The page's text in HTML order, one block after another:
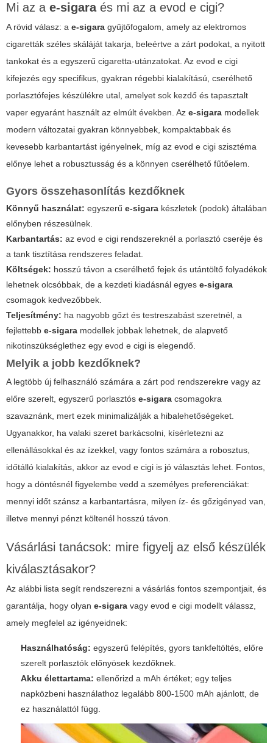
Mi az a e-sigaraés mi az a evod e cigi?
A rövid válasz: a e-sigara gyűjtőfogalom, amely az elektromos
cigaretták széles skáláját takarja, beleértve a zárt podokat, a nyitott
tankokat és a egyszerű cigaretta-utánzatokat. Az evod e cigi
kifejezés egy specifikus, gyakran régebbi kialakítású, cserélhető
porlasztófejes készülékre utal, amelyet sok kezdő és tapasztalt
vaper egyaránt használt az elmúlt években. Az e-sigara modellek
modern változatai gyakran könnyebbek, kompaktabbak és
kevesebb karbantartást igényelnek, míg az evod e cigi szisztéma
előnye lehet a robusztusság és a könnyen cserélhető fűtőelem.
Gyors összehasonlítás kezdőknek
Könnyű használat: egyszerű e-sigara készletek (podok) általában
előnyben részesülnek.
Karbantartás: az evod e cigi rendszereknél a porlasztó cseréje és
a tank tisztítása rendszeres feladat.
Költségek: hosszú távon a cserélhető fejek és utántöltő folyadékok
lehetnek olcsóbbak, de a kezdeti kiadásnál egyes e-sigara
csomagok kedvezőbbek.
Teljesítmény: ha nagyobb gőzt és testreszabást szeretnél, a
fejlettebb e-sigara modellek jobbak lehetnek, de alapvető
nikotinszükséglethez egy evod e cigi is elegendő.
Melyik a jobb kezdőknek?
A legtöbb új felhasználó számára a zárt pod rendszerekre vagy az
előre szerelt, egyszerű porlasztós e-sigara csomagokra
szavaznánk, mert ezek minimalizálják a hibalehetőségeket.
Ugyanakkor, ha valaki szeret barkácsolni, kísérletezni az
ellenállásokkal és az ízekkel, vagy fontos számára a robosztus,
időtálló kialakítás, akkor az evod e cigi is jó választás lehet. Fontos,
hogy a döntésnél figyelembe vedd a személyes preferenciákat:
mennyi időt szánsz a karbantartásra, milyen íz- és gőzigényed van,
illetve mennyi pénzt költenél hosszú távon.
Vásárlási tanácsok: mire figyelj az első készülék
kiválasztásakor?
Az alábbi lista segít rendszerezni a vásárlás fontos szempontjait, és
garantálja, hogy olyan e-sigara vagy evod e cigi modellt válassz,
amely megfelel az igényeidnek:
Használhatóság: egyszerű felépítés, gyors tankfeltöltés, előre
szerelt porlasztók előnyösek kezdőknek.
Akku élettartama: ellenőrizd a mAh értéket; egy teljes
napközbeni használathoz legalább 800-1500 mAh ajánlott, de
ez használattól függ.